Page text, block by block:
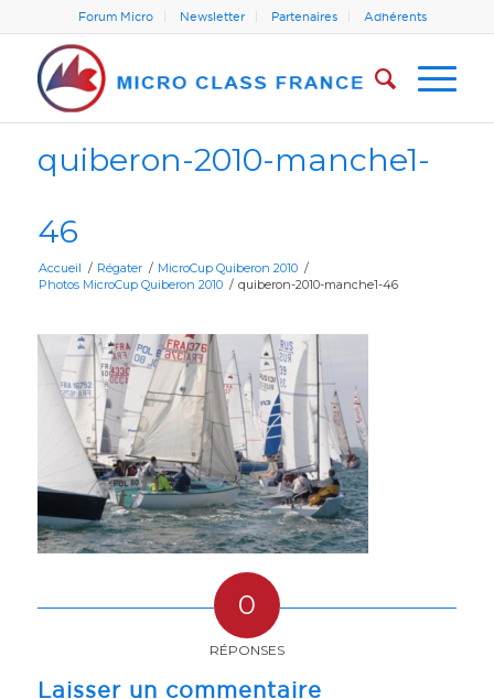
Forum Micro Newsletter Partenaires Adhérents
quiberon-2010-manche1-
46
Accueil / Régater / MicroCup Quiberon 2010 /
Photos MicroCup Quiberon 2010 / quiberon-2010-manche1-46
0
RÉPONSES
Laisser un commentaire